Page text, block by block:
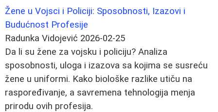
Žene u Vojsci i Policiji: Sposobnosti, Izazovi i
Budućnost Profesije
Radunka Vidojević 2026-02-25
Da li su žene za vojsku i policiju? Analiza
sposobnosti, uloga i izazova sa kojima se susreću
žene u uniformi. Kako biološke razlike utiču na
raspoređivanje, a savremena tehnologija menja
prirodu ovih profesija.